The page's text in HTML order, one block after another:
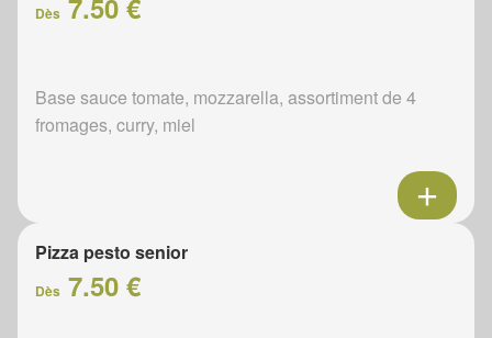
Dès 7.50 €
Base sauce tomate, mozzarella, assortiment de 4
fromages, curry, miel
Pizza pesto senior
Dès 7.50 €